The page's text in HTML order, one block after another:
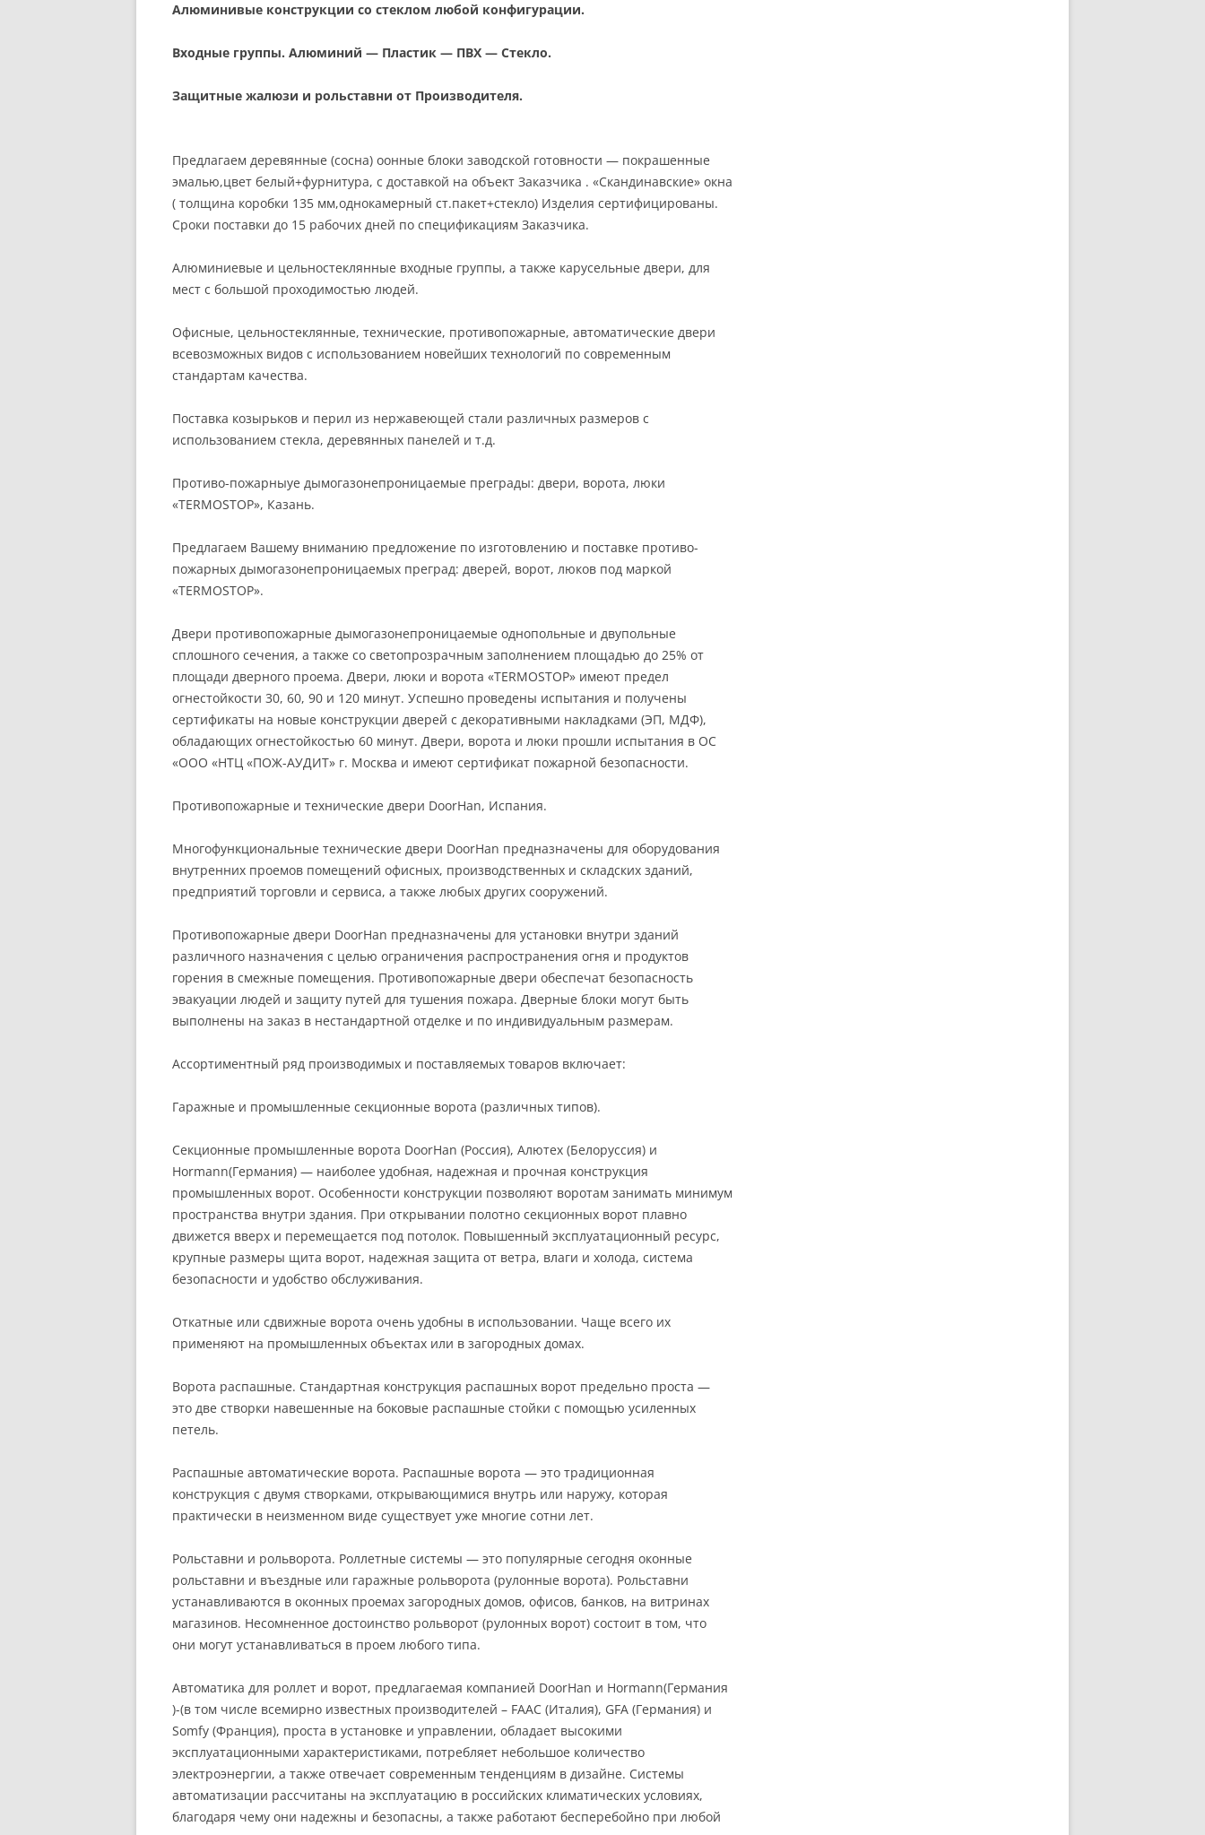
Алюминивые конструкции со стеклом любой конфигурации.
Входные группы. Алюминий — Пластик — ПВХ — Стекло.
Защитные жалюзи и рольставни от Производителя.
Предлагаем деревянные (сосна) оонные блоки заводской готовности — покрашенные
эмалью,цвет белый+фурнитура, с доставкой на объект Заказчика . «Скандинавские» окна
( толщина коробки 135 мм,однокамерный ст.пакет+стекло) Изделия сертифицированы.
Сроки поставки до 15 рабочих дней по спецификациям Заказчика.
Алюминиевые и цельностеклянные входные группы, а также карусельные двери, для
мест с большой проходимостью людей.
Офисные, цельностеклянные, технические, противопожарные, автоматические двери
всевозможных видов с использованием новейших технологий по современным
стандартам качества.
Поставка козырьков и перил из нержавеющей стали различных размеров с
использованием стекла, деревянных панелей и т.д.
Противо-пожарныуе дымогазонепроницаемые преграды: двери, ворота, люки
«TERMOSTOP», Казань.
Предлагаем Вашему вниманию предложение по изготовлению и поставке противо-
пожарных дымогазонепроницаемых преград: дверей, ворот, люков под маркой
«TERMOSTOP».
Двери противопожарные дымогазонепроницаемые однопольные и двупольные
сплошного сечения, а также со светопрозрачным заполнением площадью до 25% от
площади дверного проема. Двери, люки и ворота «TERMOSTOP» имеют предел
огнестойкости 30, 60, 90 и 120 минут. Успешно проведены испытания и получены
сертификаты на новые конструкции дверей с декоративными накладками (ЭП, МДФ),
обладающих огнестойкостью 60 минут. Двери, ворота и люки прошли испытания в ОС
«ООО «НТЦ «ПОЖ-АУДИТ» г. Москва и имеют сертификат пожарной безопасности.
Противопожарные и технические двери DoorHan, Испания.
Многофункциональные технические двери DoorHan предназначены для оборудования
внутренних проемов помещений офисных, производственных и складских зданий,
предприятий торговли и сервиса, а также любых других сооружений.
Противопожарные двери DoorHan предназначены для установки внутри зданий
различного назначения с целью ограничения распространения огня и продуктов
горения в смежные помещения. Противопожарные двери обеспечат безопасность
эвакуации людей и защиту путей для тушения пожара. Дверные блоки могут быть
выполнены на заказ в нестандартной отделке и по индивидуальным размерам.
Ассортиментный ряд производимых и поставляемых товаров включает:
Гаражные и промышленные секционные ворота (различных типов).
Секционные промышленные ворота DoorHan (Россия), Алютех (Белоруссия) и
Hormann(Германия) — наиболее удобная, надежная и прочная конструкция
промышленных ворот. Особенности конструкции позволяют воротам занимать минимум
пространства внутри здания. При открывании полотно секционных ворот плавно
движется вверх и перемещается под потолок. Повышенный эксплуатационный ресурс,
крупные размеры щита ворот, надежная защита от ветра, влаги и холода, система
безопасности и удобство обслуживания.
Откатные или сдвижные ворота очень удобны в использовании. Чаще всего их
применяют на промышленных объектах или в загородных домах.
Ворота распашные. Стандартная конструкция распашных ворот предельно проста —
это две створки навешенные на боковые распашные стойки с помощью усиленных
петель.
Распашные автоматические ворота. Распашные ворота — это традиционная
конструкция с двумя створками, открывающимися внутрь или наружу, которая
практически в неизменном виде существует уже многие сотни лет.
Рольставни и рольворота. Роллетные системы — это популярные сегодня оконные
рольставни и въездные или гаражные рольворота (рулонные ворота). Рольставни
устанавливаются в оконных проемах загородных домов, офисов, банков, на витринах
магазинов. Несомненное достоинство рольворот (рулонных ворот) состоит в том, что
они могут устанавливаться в проем любого типа.
Автоматика для роллет и ворот, предлагаемая компанией DoorHan и Hormann(Германия
)-(в том числе всемирно известных производителей – FAAC (Италия), GFA (Германия) и
Somfy (Франция), проста в установке и управлении, обладает высокими
эксплуатационными характеристиками, потребляет небольшое количество
электроэнергии, а также отвечает современным тенденциям в дизайне. Системы
автоматизации рассчитаны на эксплуатацию в российских климатических условиях,
благодаря чему они надежны и безопасны, а также работают бесперебойно при любой